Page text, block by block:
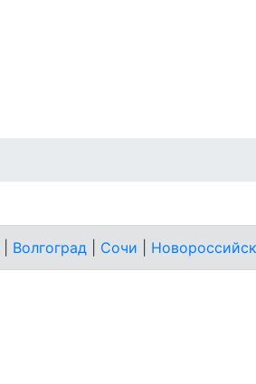
Волгоград Сочи Новороссийск